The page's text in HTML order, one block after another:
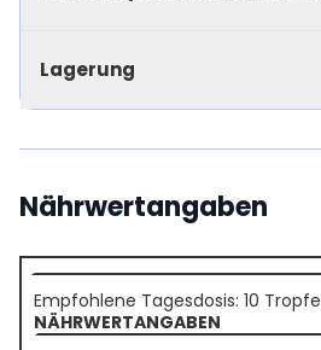
Lagerung
Nährwertangaben
Empfohlene Tagesdosis: 10
NÄHRWERTANGABEN